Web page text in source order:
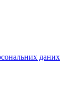
даних